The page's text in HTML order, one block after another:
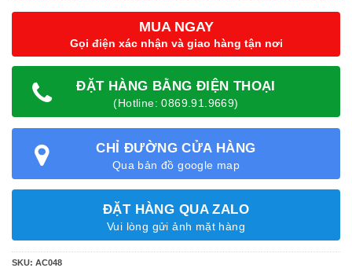
MUA NGAY
Gọi điện xác nhận và giao hàng tận nơi
ĐẶT HÀNG BẰNG ĐIỆN THOẠI
(Hotline: 0869.91.9669)
CHỈ ĐƯỜNG CỬA HÀNG
Qua bản đồ google map
ĐẶT HÀNG QUA ZALO
Vui lòng gửi ảnh mặt hàng
SKU: AC048